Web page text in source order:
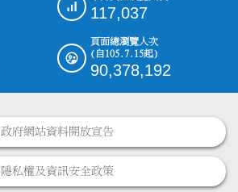
117,037
頁面總瀏覽人次
(自105.7.15起)
90,378,192
政府網站資料開放宣告
隱私權及資訊安全政策